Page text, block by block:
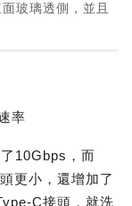
玻璃透側，並且
率
10Gbps，而
更小，還增加了
C接頭，就洗